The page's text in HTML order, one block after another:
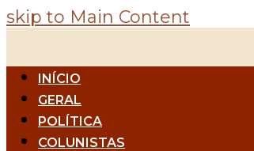
skip to Main Content
INÍCIO
GERAL
POLÍTICA
COLUNISTAS